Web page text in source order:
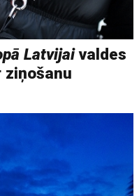
Latvijaivaldes